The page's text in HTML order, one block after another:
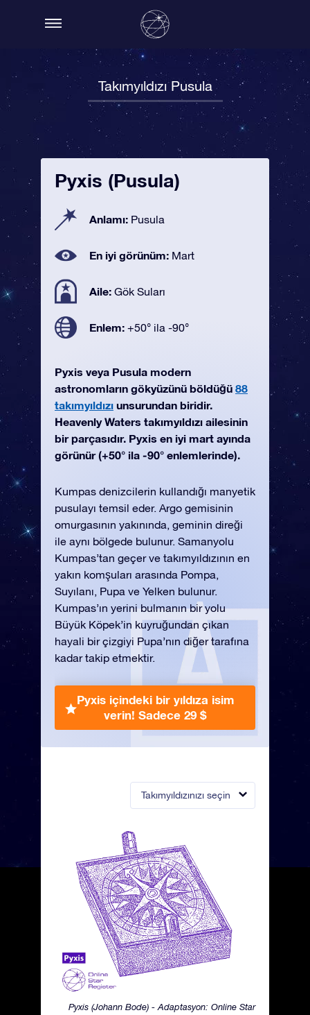
Takımyıldızı Pusula
Takımyıldızınızı seçin
Pyxis (Johann Bode) - Adaptasyon: Online Star
Pyxis (Pusula)
Anlamı: Pusula
En iyi görünüm: Mart
Aile: Gök Suları
Enlem: +50° ila -90°
Pyxis veya Pusula modern
astronomların gökyüzünü böldüğü 88
takımyıldızı unsurundan biridir.
Heavenly Waters takımyıldızı ailesinin
bir parçasıdır. Pyxis en iyi mart ayında
görünür (+50° ila -90° enlemlerinde).
Kumpas denizcilerin kullandığı manyetik
pusulayı temsil eder. Argo gemisinin
omurgasının yakınında, geminin direği
ile aynı bölgede bulunur. Samanyolu
Kumpas’tan geçer ve takımyıldızının en
yakın komşuları arasında Pompa,
Suyılanı, Pupa ve Yelken bulunur.
Kumpas’ın yerini bulmanın bir yolu
Büyük Köpek’in kuyruğundan çıkan
hayali bir çizgiyi Pupa’nın diğer tarafına
kadar takip etmektir.
Pyxis içindeki bir yıldıza isim
verin! Sadece 29 $